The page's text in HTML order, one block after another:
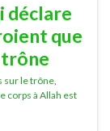
déclare
que
trône
sur le trône
corps à Allah est